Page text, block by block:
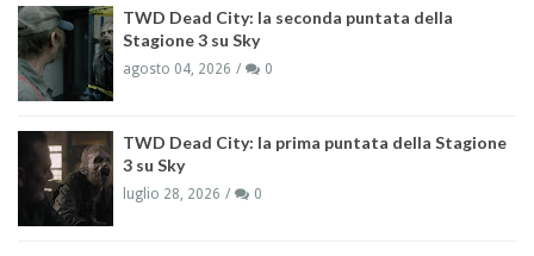
TWD Dead City: la seconda puntata della
Stagione 3 su Sky
agosto 04, 2026 0
TWD Dead City: la prima puntata della Stagione
3 su Sky
luglio 28, 2026 0